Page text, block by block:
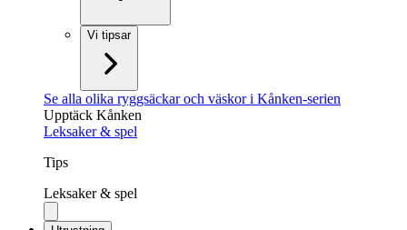
Vi tipsar
Se alla olika ryggsäckar och väskor i Kånken-serien
Upptäck Kånken
Leksaker & spel
Tips
Leksaker & spel